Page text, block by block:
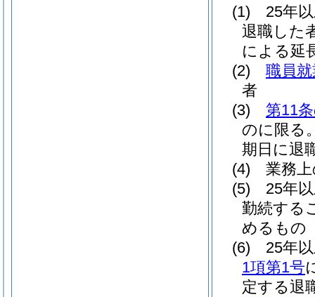
(1)
25年
退職した
による延
(2)
職員
者
(3)
第11
のに限る
期日に退
(4)
業務
(5)
25年
勤続する
めるもの
(6)
25年
1項第1号
定する退